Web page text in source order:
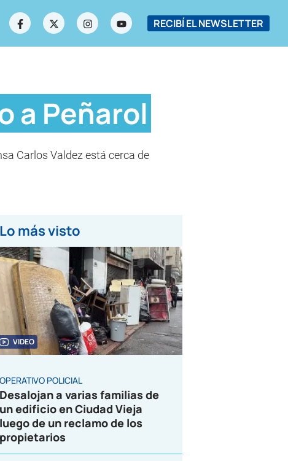
RECIBÍ EL NEWSLETTER
a Peñarol
Carlos Valdez está cerca de
Lo más visto
VIDEO
OPERATIVO POLICIAL
Desalojan a varias familias de
un edificio en Ciudad Vieja
luego de un reclamo de los
propietarios